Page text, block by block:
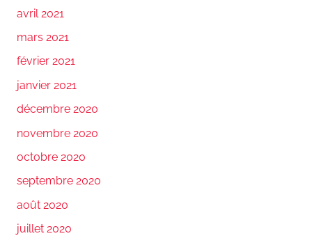
avril 2021
mars 2021
février 2021
janvier 2021
décembre 2020
novembre 2020
octobre 2020
septembre 2020
août 2020
juillet 2020